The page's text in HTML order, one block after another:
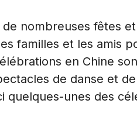
nombreuses fêtes
familles et les amis
en Chine
de danse et
quelques-unes des